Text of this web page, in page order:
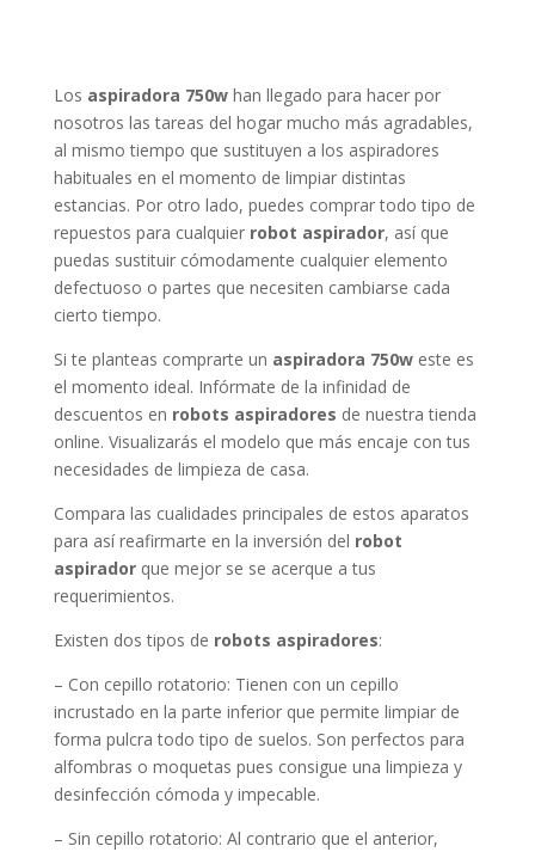
Los aspiradora 750whan llegado para hacer por
nosotros las tareas del hogar mucho más agradables,
al mismo tiempo que sustituyen a los aspiradores
habituales en el momento de limpiar distintas
estancias. Por otro lado, puedes comprar todo tipo de
repuestos para cualquier robot aspirador, así que
puedas sustituir cómodamente cualquier elemento
defectuoso o partes que necesiten cambiarse cada
cierto tiempo.
Si te planteas comprarte un aspiradora 750weste es
el momento ideal. Infórmate de la infinidad de
descuentos en robots aspiradores de nuestra tienda
online. Visualizarás el modelo que más encaje con tus
necesidades de limpieza de casa.
Compara las cualidades principales de estos aparatos
para así reafirmarte en la inversión del robot
aspiradorque mejor se se acerque a tus
requerimientos.
Existen dos tipos de robots aspiradores:
– Con cepillo rotatorio: Tienen con un cepillo
incrustado en la parte inferior que permite limpiar de
forma pulcra todo tipo de suelos. Son perfectos para
alfombras o moquetas pues consigue una limpieza y
desinfección cómoda y impecable.
– Sin cepillo rotatorio: Al contrario que el anterior,